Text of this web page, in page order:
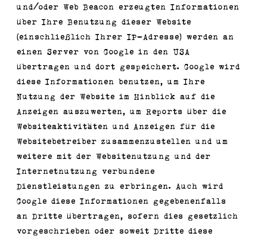
und/oder Web Beacon erzeugten Informationen
über Ihre Benutzung dieser Website
(einschließlich Ihrer IP-Adresse) werden an
einen Server von Google in den USA
übertragen und dort gespeichert. Google wird
diese Informationen benutzen, um Ihre
Nutzung der Website im Hinblick auf die
Anzeigen auszuwerten, um Reports über die
Websiteaktivitäten und Anzeigen für die
Websitebetreiber zusammenzustellen und um
weitere mit der Websitenutzung und der
Internetnutzung verbundene
Dienstleistungen zu erbringen. Auch wird
Google diese Informationen gegebenenfalls
an Dritte übertragen, sofern dies gesetzlich
vorgeschrieben oder soweit Dritte diese